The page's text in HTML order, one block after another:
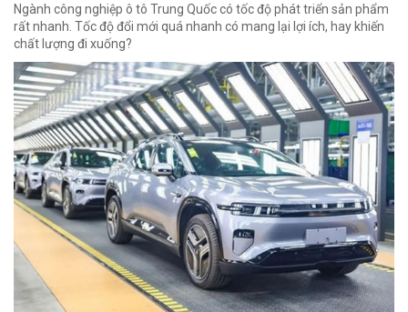
Ngành công nghiệp ô tô Trung Quốc có tốc độ phát triển sản phẩm
rất nhanh. Tốc độ đổi mới quá nhanh có mang lại lợi ích, hay khiến
chất lượng đi xuống?